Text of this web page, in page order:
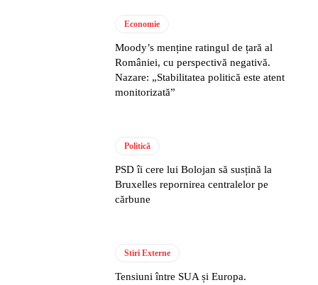
Economie
Moody’s menține ratingul de țară al
României, cu perspectivă negativă.
Nazare: „Stabilitatea politică este atent
monitorizată”
Politică
PSD îi cere lui Bolojan să susțină la
Bruxelles repornirea centralelor pe
cărbune
Stiri Externe
Tensiuni între SUA și Europa.